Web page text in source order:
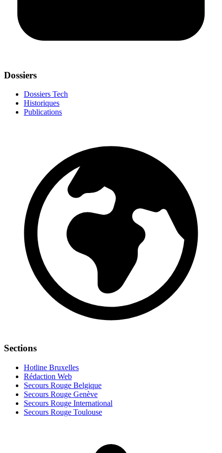
Dossiers
Dossiers Tech
Historiques
Publications
Sections
Hotline Bruxelles
Rédaction Web
Secours Rouge Belgique
Secours Rouge Genève
Secours Rouge International
Secours Rouge Toulouse